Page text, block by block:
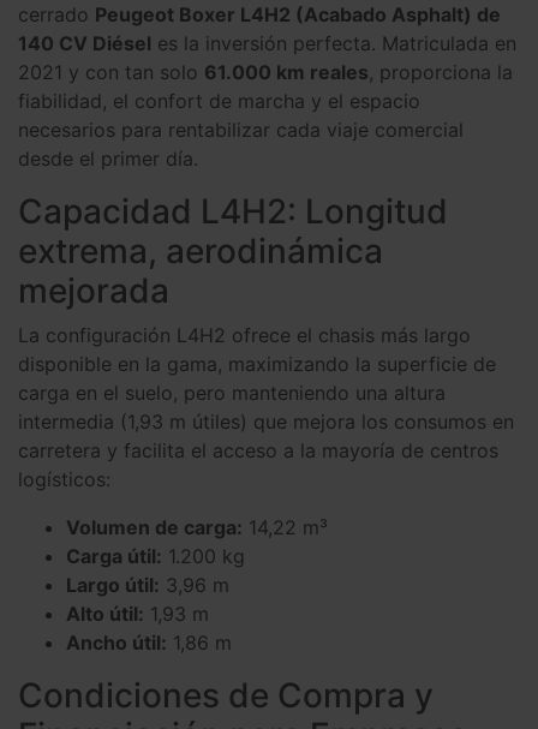
cerrado Peugeot Boxer L4H2 (Acabado Asphalt) de
140 CV Diésel es la inversión perfecta. Matriculada en
2021 y con tan solo 61.000 km reales, proporciona la
fiabilidad, el confort de marcha y el espacio
necesarios para rentabilizar cada viaje comercial
desde el primer día.
Capacidad L4H2: Longitud
extrema, aerodinámica
mejorada
La configuración L4H2 ofrece el chasis más largo
disponible en la gama, maximizando la superficie de
carga en el suelo, pero manteniendo una altura
intermedia (1,93 m útiles) que mejora los consumos en
carretera y facilita el acceso a la mayoría de centros
logísticos:
Volumen de carga: 14,22 m³
Carga útil: 1.200 kg
Largo útil: 3,96 m
Alto útil: 1,93 m
Ancho útil: 1,86 m
Condiciones de Compra y